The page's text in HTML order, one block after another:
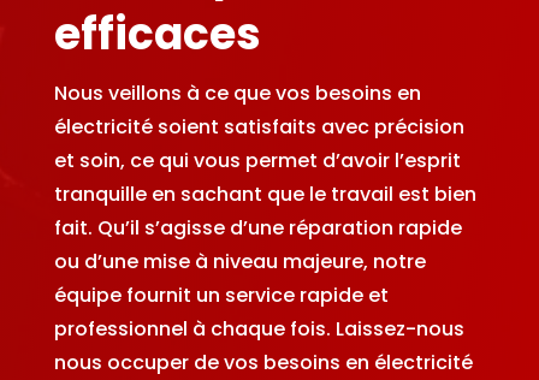
efficaces
Nous veillons à ce que vos besoins en
électricité soient satisfaits avec précision
et soin, ce qui vous permet d’avoir l’esprit
tranquille en sachant que le travail est bien
fait. Qu’il s’agisse d’une réparation rapide
ou d’une mise à niveau majeure, notre
équipe fournit un service rapide et
professionnel à chaque fois. Laissez-nous
nous occuper de vos besoins en électricité